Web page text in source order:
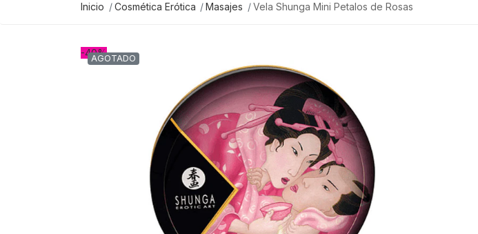
Inicio Cosmética Erótica Masajes Vela Shunga Mini Petalos de Rosas
AGOTADO
-40%